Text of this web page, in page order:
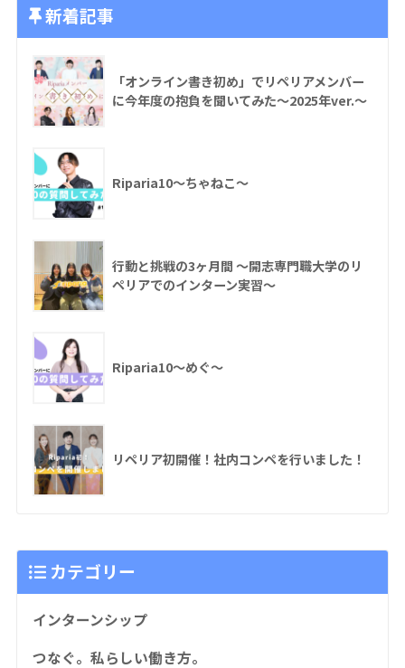
新着記事
「オンライン書き初め」でリペリアメンバー
に今年度の抱負を聞いてみた〜2025年ver.〜
Riparia10〜ちゃねこ〜
行動と挑戦の3ヶ月間 〜開志専門職大学のリ
ペリアでのインターン実習〜
Riparia10〜めぐ〜
リペリア初開催！社内コンペを行いました！
カテゴリー
インターンシップ
つなぐ。私らしい働き方。